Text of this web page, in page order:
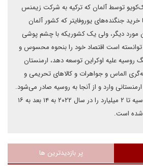
توسط آلمان که ترکیه به شرکت زیمنس
جنگنده‌های یورو‌فایتر که کشور آلمان
مورد دیگر، ولی یک کشوریکه با چشم پوشی
توانسته است اقتصاد خود را بنحوه محسوس و
روسیه علیه اوکراین توسعه دهد، ارمنستان
الماس و جواهرات و کالاهای تحریمی و
وارد و از آنجا به روسیه صادر می‌شود.
بطوریکه حجم تجارت با روسیه تا ۲ میلیارد را در سال ۲۰۲۲ به ۱۴ بعد به ۱۶
پر بازدیدترین ها